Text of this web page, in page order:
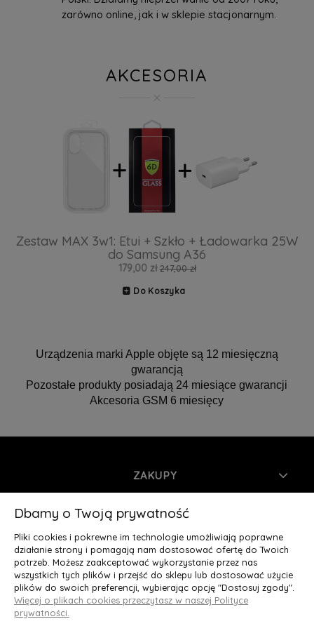
zarówno online, jak i w sklepie stacjonarnym.
AKCESORIA
Zestaw MAX 3w1: Etui + Szkło + Ładowarka 25W
do Samsung A36
179,00 zł 247,00 zł
Do Koszyka
Urządzenia marki Apple objęte są 12 miesięczną
gwarancją
Pozostałe produkty posiadają 24 miesiące gwarancji
Akcesoria GSM 6 miesięcy
ZAKUPY
INFORMACJE
MOJE KONTO
O NAS
Deluxury.pl
Dbamy o Twoją prywatność
Pliki cookies i pokrewne im technologie umożliwiają poprawne
działanie strony i pomagają nam dostosować ofertę do Twoich
potrzeb. Możesz zaakceptować wykorzystanie przez nas
wszystkich tych plików i przejść do sklepu lub dostosować użycie
plików do swoich preferencji, wybierając opcję "Dostosuj zgody".
Więcej o plikach cookies przeczytasz w naszej Polityce
prywatności.